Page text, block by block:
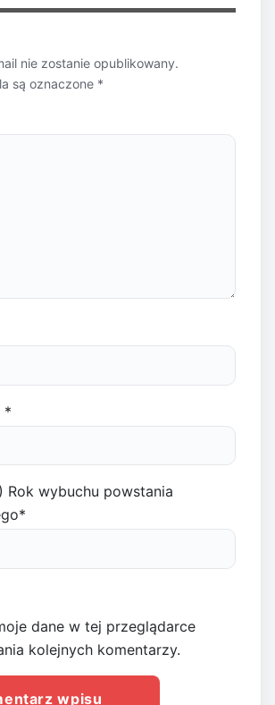
nie zostanie opublikowany.
są oznaczone *
*
Rok wybuchu powstania
*
dane w tej przeglądarce
kolejnych komentarzy.